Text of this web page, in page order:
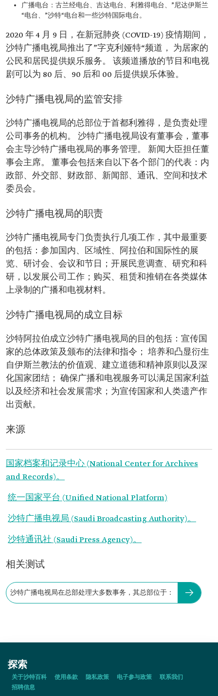
广播电台：古兰经电台、吉达电台、利雅得电台、”尼达伊斯兰
“电台、”沙特“电台和一些沙特国际电台。
2020 年 4 月 9 日，在新冠肺炎 (COVID-19) 疫情期间，
沙特广播电视局推出了”字克利娅特“频道， 为居家的
公民和居民提供娱乐服务。 该频道播放的节目和电视
剧可以为 80 后、90 后和 00 后提供娱乐体验。
沙特广播电视局的监管安排
沙特广播电视局的总部位于首都利雅得，是负责处理
公司事务的机构。 沙特广播电视局设有董事会，董事
会主导沙特广播电视局的事务管理。 新闻大臣担任董
事会主席。 董事会包括来自以下各个部门的代表：内
政部、外交部、财政部、新闻部、通讯、空间和技术
委员会。
沙特广播电视局的职责
沙特广播电视局专门负责执行几项工作，其中最重要
的包括：参加国内、区域性、阿拉伯和国际性的展
览、研讨会、会议和节日；开展民意调查、研究和科
研，以发展公司工作；购买、租赁和推销在各类媒体
上录制的广播和电视材料。
沙特广播电视局的成立目标
沙特阿拉伯成立沙特广播电视局的目的包括：宣传国
家的总体政策及颁布的法律和指令； 培养和凸显衍生
自伊斯兰教法的价值观、建立道德和精神原则以及深
化国家团结； 确保广播和电视服务可以满足国家利益
以及经济和社会发展需求；为宣传国家和人类遗产作
出贡献。
来源
国家档案和记录中心 (National Center for Archives
and Records)。
统一国家平台 (Unified National Platform)
沙特广播电视局 (Saudi Broadcasting Authority)。
沙特通讯社 (Saudi Press Agency)。
相关测试
沙特广播电视局在总部处理大多数事务，其总部位于：
探索
关于沙特百科 使用条款 隐私政策 电子参与政策
联系我们
招聘信息